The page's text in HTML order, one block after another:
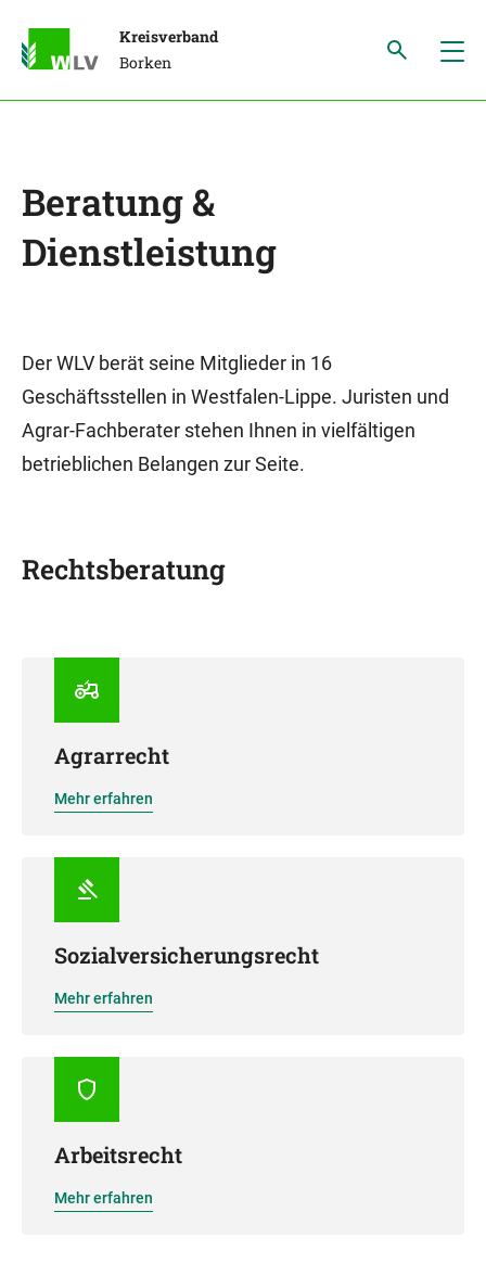
Kreisverband
Borken
Beratung &
Dienstleistung
Der WLV berät seine Mitglieder in 16
Geschäftsstellen in Westfalen-Lippe. Juristen und
Agrar-Fachberater stehen Ihnen in vielfältigen
betrieblichen Belangen zur Seite.
Rechtsberatung
Agrarrecht
Mehr erfahren
Sozialversicherungsrecht
Mehr erfahren
Arbeitsrecht
Mehr erfahren